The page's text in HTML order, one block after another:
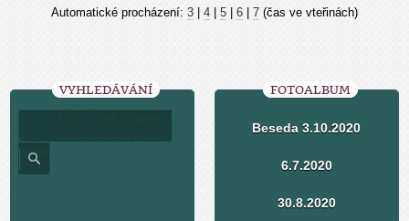
Automatické procházení: 3 4 5 6 7 (čas ve vteřinách)
VYHLEDÁVÁNÍ FOTOALBUM
Beseda 3.10.2020
6.7.2020
30.8.2020